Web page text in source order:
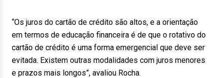
“Os juros do cartão de crédito são altos, e a orientação
em termos de educação financeira é de que o rotativo do
cartão de crédito é uma forma emergencial que deve ser
evitada. Existem outras modalidades com juros menores
e prazos mais longos”, avaliou Rocha.